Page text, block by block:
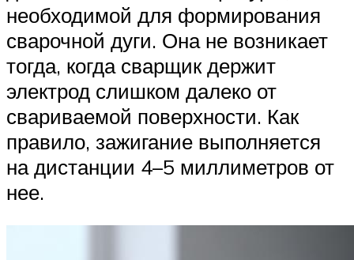
необходимой для формирования
сварочной дуги. Она не возникает
тогда, когда сварщик держит
электрод слишком далеко от
свариваемой поверхности. Как
правило, зажигание выполняется
на дистанции 4–5 миллиметров от
нее.